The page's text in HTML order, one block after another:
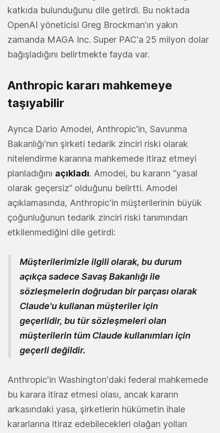
katkıda bulunduğunu dile getirdi. Bu noktada
OpenAI yöneticisi Greg Brockman'ın yakın
zamanda MAGA Inc. Super PAC'a 25 milyon dolar
bağışladığını belirtmekte fayda var.
Anthropic kararı mahkemeye
taşıyabilir
Ayrıca Dario Amodei, Anthropic'in, Savunma
Bakanlığı'nın şirketi tedarik zinciri riski olarak
nitelendirme kararına mahkemede itiraz etmeyi
planladığını açıkladı. Amodei, bu kararın “yasal
olarak geçersiz” olduğunu belirtti. Amodei
açıklamasında, Anthropic'in müşterilerinin büyük
çoğunluğunun tedarik zinciri riski tanımından
etkilenmediğini dile getirdi:
Müşterilerimizle ilgili olarak, bu durum
açıkça sadece Savaş Bakanlığı ile
sözleşmelerin doğrudan bir parçası olarak
Claude'u kullanan müşteriler için
geçerlidir, bu tür sözleşmeleri olan
müşterilerin tüm Claude kullanımları için
geçerli değildir.
Anthropic'in Washington'daki federal mahkemede
bu karara itiraz etmesi olası, ancak kararın
arkasındaki yasa, şirketlerin hükümetin ihale
kararlarına itiraz edebilecekleri olağan yolları